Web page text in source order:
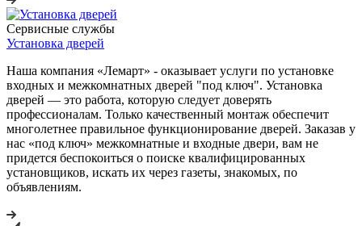
Сервисные службы
Установка дверей
Наша компания «Лемарт» - оказывает услуги по установке
входных и межкомнатных дверей "под ключ". Установка
дверей — это работа, которую следует доверять
профессионалам. Только качественный монтаж обеспечит
многолетнее правильное функционирование дверей. Заказав у
нас «под ключ» межкомнатные и входные двери, вам не
придется беспокоиться о поиске квалифицированных
установщиков, искать их через газеты, знакомых, по
объявлениям.